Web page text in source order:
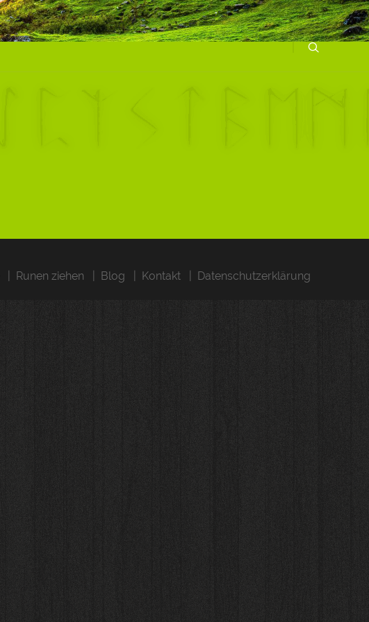
Runen ziehen Blog Kontakt Datenschutzerklärung